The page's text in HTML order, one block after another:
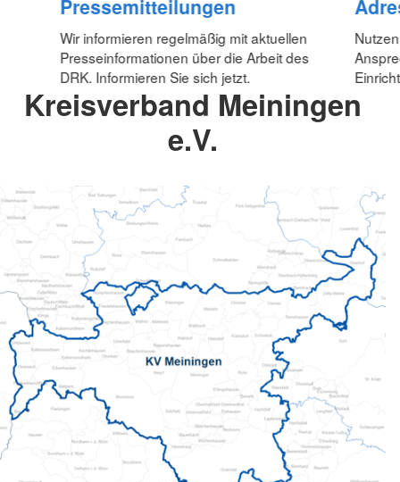
Pressemitteilungen
Wir informieren regelmäßig mit aktuellen
Presseinformationen über die Arbeit des
DRK. Informieren Sie sich jetzt.
Kreisverband Meiningen
e.V.